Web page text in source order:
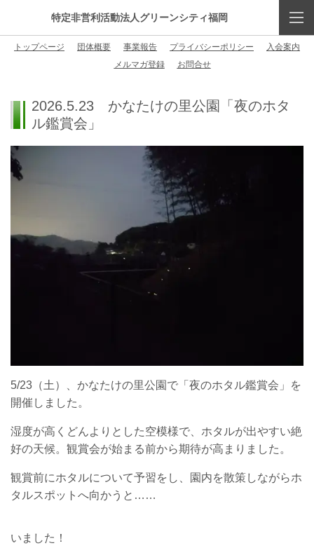
特定非営利活動法人グリーンシティ福岡
トップページ 団体概要 事業報告 プライバシーポリシー
入会案内
メルマガ登録
お問合せ
2026.5.23 かなたけの里公園「夜のホタ
ル鑑賞会」
5/23（土）、かなたけの里公園で「夜のホタル鑑賞会」を
開催しました。
湿度が高くどんよりとした空模様で、ホタルが出やすい絶
好の天候。観賞会が始まる前から期待が高まりました。
観賞前にホタルについて予習をし、園内を散策しながらホ
タルスポットへ向かうと……
いました！